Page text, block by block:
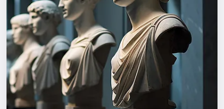
События
Города
Площадки
Артисты